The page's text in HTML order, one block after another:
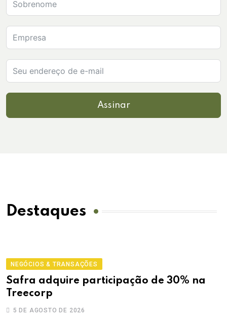
Assinar
Destaques
NEGÓCIOS & TRANSAÇÕES
Safra adquire participação de 30% na
Treecorp
5 DE AGOSTO DE 2026